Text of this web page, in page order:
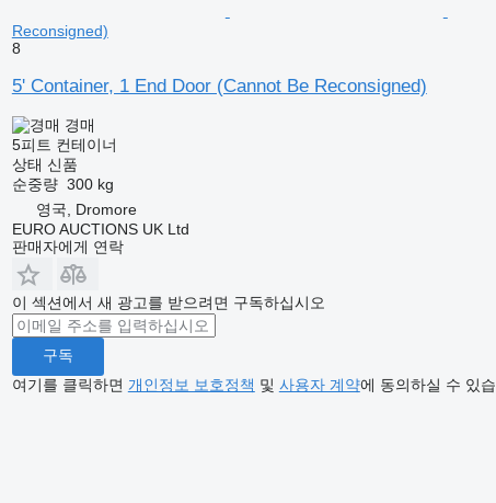
Reconsigned)
8
5' Container, 1 End Door (Cannot Be Reconsigned)
경매
5피트 컨테이너
상태 신품
순중량 300 kg
영국, Dromore
EURO AUCTIONS UK Ltd
판매자에게 연락
이 섹션에서 새 광고를 받으려면 구독하십시오
구독
여기를 클릭하면 개인정보 보호정책 및 사용자 계약에 동의하실 수 있습